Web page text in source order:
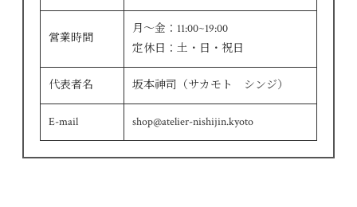
営業時間
月～金：11:00~19:00
定休日：土・日・祝日
代表者名 坂本神司（サカモト シンジ）
E-mail shop@atelier-nishijin.kyoto